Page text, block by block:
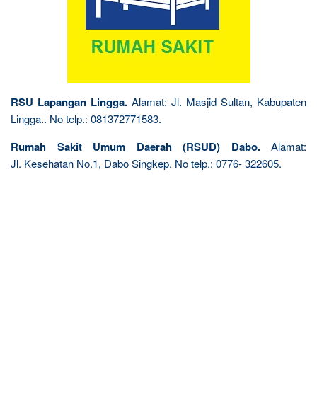
RSU Lapangan Lingga. Alamat: Jl. Masjid Sultan, Kabupaten
Lingga.. No telp.: 081372771583.
Rumah Sakit Umum Daerah (RSUD) Dabo.Alamat:
Jl. Kesehatan No.1, Dabo Singkep. No telp.: 0776- 322605.